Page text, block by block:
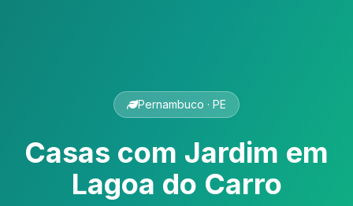
Pernambuco · PE
Casas com Jardim em
Lagoa do Carro